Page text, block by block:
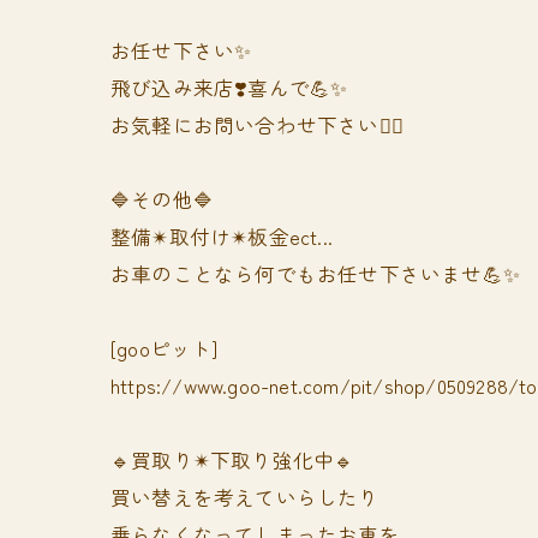
お任せ下さい✨
飛び込み来店❣️喜んで💪✨
お気軽にお問い合わせ下さい🙆‍♀️
🔷その他🔷
整備✴︎取付け✴︎板金ect...
お車のことなら何でもお任せ下さいませ💪✨
[gooピット]
https://www.goo-net.com/pit/shop/0509288/
🔹買取り✴︎下取り強化中🔹
買い替えを考えていらしたり